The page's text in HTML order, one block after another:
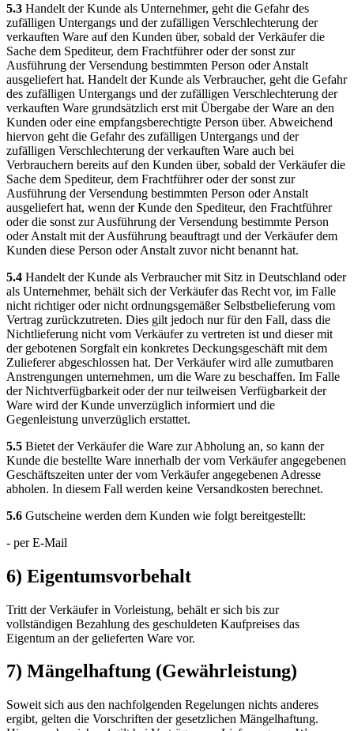
5.3 Handelt der Kunde als Unternehmer, geht die Gefahr des
zufälligen Untergangs und der zufälligen Verschlechterung der
verkauften Ware auf den Kunden über, sobald der Verkäufer die
Sache dem Spediteur, dem Frachtführer oder der sonst zur
Ausführung der Versendung bestimmten Person oder Anstalt
ausgeliefert hat. Handelt der Kunde als Verbraucher, geht die Gefahr
des zufälligen Untergangs und der zufälligen Verschlechterung der
verkauften Ware grundsätzlich erst mit Übergabe der Ware an den
Kunden oder eine empfangsberechtigte Person über. Abweichend
hiervon geht die Gefahr des zufälligen Untergangs und der
zufälligen Verschlechterung der verkauften Ware auch bei
Verbrauchern bereits auf den Kunden über, sobald der Verkäufer die
Sache dem Spediteur, dem Frachtführer oder der sonst zur
Ausführung der Versendung bestimmten Person oder Anstalt
ausgeliefert hat, wenn der Kunde den Spediteur, den Frachtführer
oder die sonst zur Ausführung der Versendung bestimmte Person
oder Anstalt mit der Ausführung beauftragt und der Verkäufer dem
Kunden diese Person oder Anstalt zuvor nicht benannt hat.
5.4 Handelt der Kunde als Verbraucher mit Sitz in Deutschland oder
als Unternehmer, behält sich der Verkäufer das Recht vor, im Falle
nicht richtiger oder nicht ordnungsgemäßer Selbstbelieferung vom
Vertrag zurückzutreten. Dies gilt jedoch nur für den Fall, dass die
Nichtlieferung nicht vom Verkäufer zu vertreten ist und dieser mit
der gebotenen Sorgfalt ein konkretes Deckungsgeschäft mit dem
Zulieferer abgeschlossen hat. Der Verkäufer wird alle zumutbaren
Anstrengungen unternehmen, um die Ware zu beschaffen. Im Falle
der Nichtverfügbarkeit oder der nur teilweisen Verfügbarkeit der
Ware wird der Kunde unverzüglich informiert und die
Gegenleistung unverzüglich erstattet.
5.5 Bietet der Verkäufer die Ware zur Abholung an, so kann der
Kunde die bestellte Ware innerhalb der vom Verkäufer angegebenen
Geschäftszeiten unter der vom Verkäufer angegebenen Adresse
abholen. In diesem Fall werden keine Versandkosten berechnet.
5.6 Gutscheine werden dem Kunden wie folgt bereitgestellt:
- per E-Mail
6) Eigentumsvorbehalt
Tritt der Verkäufer in Vorleistung, behält er sich bis zur
vollständigen Bezahlung des geschuldeten Kaufpreises das
Eigentum an der gelieferten Ware vor.
7) Mängelhaftung (Gewährleistung)
Soweit sich aus den nachfolgenden Regelungen nichts anderes
ergibt, gelten die Vorschriften der gesetzlichen Mängelhaftung.